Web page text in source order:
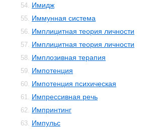
54. Имидж
55. Иммунная система
56. Имплицитная теория личности
57. Имплицитная теория личности
58. Имплозивная терапия
59. Импотенция
60. Импотенция психическая
61. Импрессивная речь
62. Импринтинг
63. Импульс